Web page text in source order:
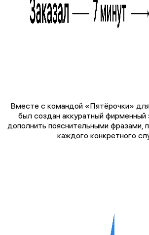
Вместе с командой «Пятёрочки»
был создан аккуратный фирменный
дополнить пояснительными фразами,
каждого конкретного